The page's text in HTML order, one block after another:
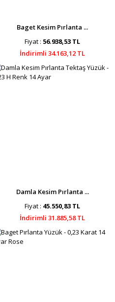
Baget Kesim Pırlanta ...
Fiyat : 56.938,53 TL
İndirimli 34.163,12 TL
Damla Kesim Pırlanta ...
Fiyat : 45.550,83 TL
İndirimli 31.885,58 TL